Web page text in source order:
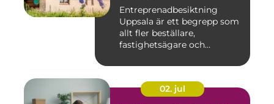
Entreprenadbesiktning
Uppsala är ett begrepp som
allt fler beställare,
fastighetsägare och
02. jul